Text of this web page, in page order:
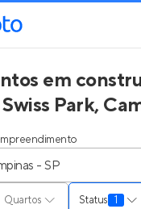
em
Park,
Quartos Status 1